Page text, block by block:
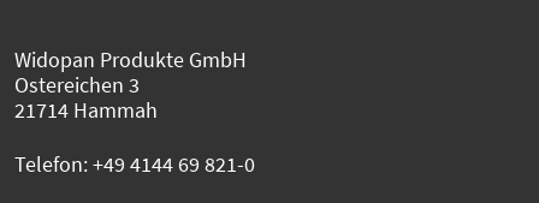
Widopan Produkte GmbH
Ostereichen 3
21714 Hammah
Telefon:+49 4144 69 821-0